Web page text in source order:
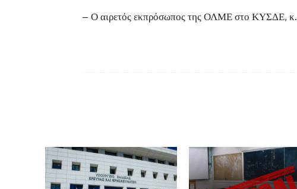
– Ο αιρετός εκπρόσωπος της ΟΛΜΕ στο ΚΥΣΔΕ, κ.